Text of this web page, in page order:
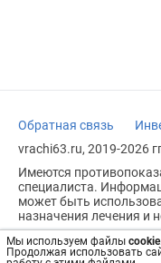
Мы используем файлы cookie.
Продолжая использовать
Обратная связь
vrachi63.ru, 2019-2026
Имеются
специалиста.
может быть
назначения лечения и
Возрастное